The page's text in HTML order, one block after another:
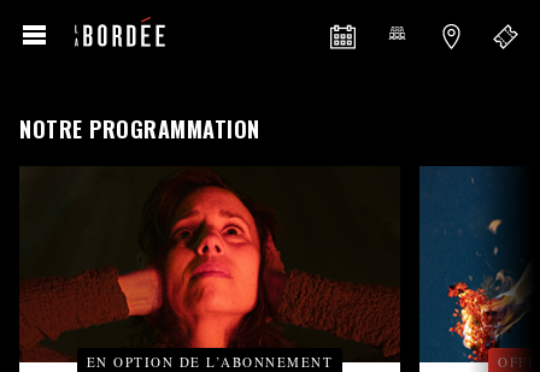
NOTRE PROGRAMMATION
EN OPTION DE L’ABONNEMENT